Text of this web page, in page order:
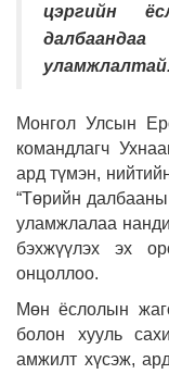
цэргийн
уламжлалтай.
Монгол Улсын
командлагч
ард түмэн,
“Төрийн далбааны
уламжлалаа
бэхжүүлэх эх
онцоллоо.
Мөн ёслолын
болон хууль
амжилт хүсэж,